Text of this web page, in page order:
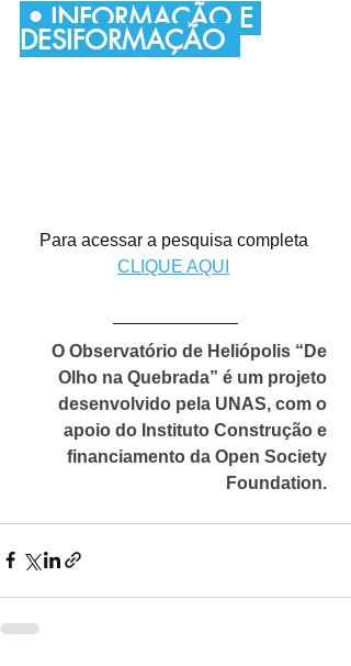
• INFORMAÇÃO E
DESIFORMAÇÃO
Para acessar a pesquisa completa
CLIQUE AQUI
O Observatório de Heliópolis “De
Olho na Quebrada” é um projeto
desenvolvido pela UNAS, com o
apoio do Instituto Construção e
financiamento da Open Society
Foundation.